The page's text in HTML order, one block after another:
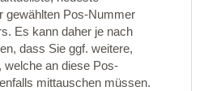
gewählten Pos-Nummer
Es kann daher je nach
dass Sie ggf. weitere,
welche an diese Pos-
mittauschen müssen.